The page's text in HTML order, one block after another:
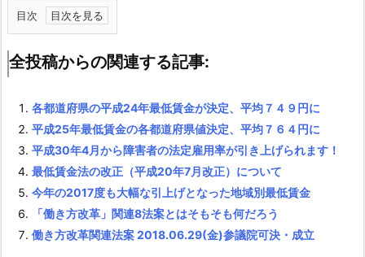
目次
1.
全
稿
か
ら
の
関
す
全投稿からの関連する記事:
各都道府県の平成24年最低賃金が決定、平均７４９円に
平成25年最低賃金の各都道府県値決定、平均７６４円に
平成30年4月から障害者の法定雇用率が引き上げられます！
最低賃金法の改正（平成20年7月改正）について
今年の2017度も大幅な引上げとなった地域別最低賃金
「働き方改革」関連8法案とはそもそも何だろう
働き方改革関連法案 2018.06.29(金)参議院可決・成立